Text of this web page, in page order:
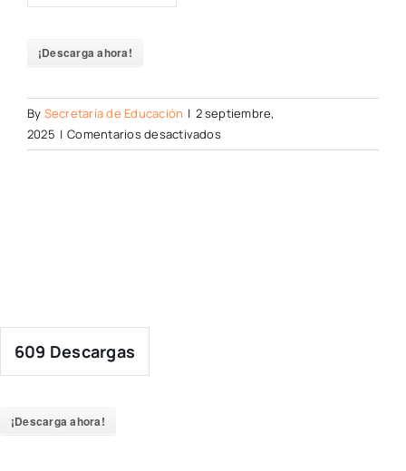
¡Descarga ahora!
By Secretaría de Educación | 2 septiembre,
2025 | Comentarios desactivadosen
609 Descargas
¡Descarga ahora!